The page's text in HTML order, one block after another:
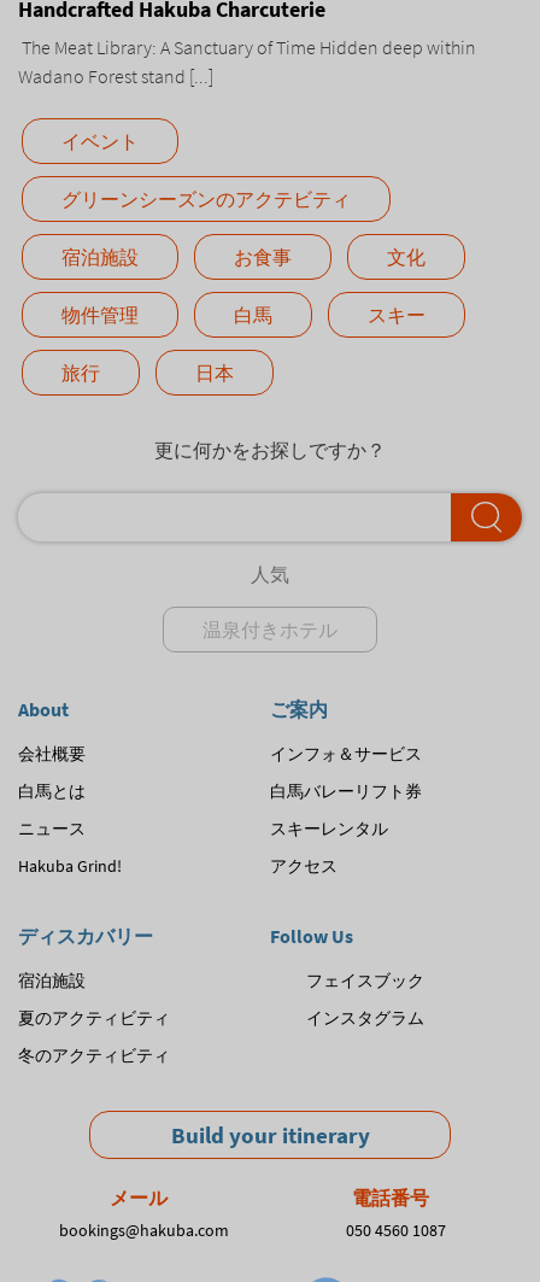
Handcrafted Hakuba Charcuterie
The Meat Library: A Sanctuary of Time Hidden deep within
Wadano Forest stand [...]
イベント
グリーンシーズンのアクテビティ
宿泊施設 お食事 文化
物件管理 白馬 スキー
旅行 日本
更に何かをお探しですか？
人気
温泉付きホテル
About
会社概要
白馬とは
ニュース
Hakuba Grind!
ご案内
インフォ＆サービス
白馬バレーリフト券
スキーレンタル
アクセス
ディスカバリー
宿泊施設
夏のアクティビティ
冬のアクティビティ
Follow Us
フェイスブック
インスタグラム
Build your itinerary
メール
bookings@hakuba.com
電話番号
050 4560 1087